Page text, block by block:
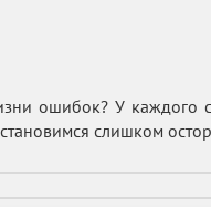
ошибок? У каждого
слишком